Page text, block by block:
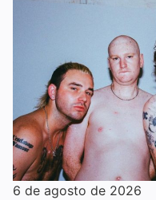
6 de agosto de 2026